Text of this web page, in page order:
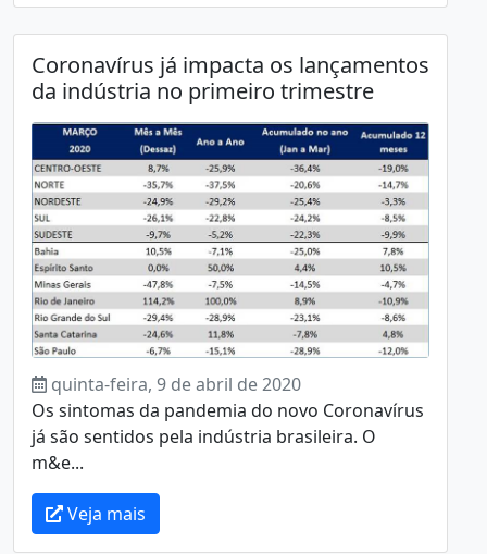
Coronavírus já impacta os lançamentos
da indústria no primeiro trimestre
quinta-feira, 9 de abril de 2020
Os sintomas da pandemia do novo Coronavírus
já são sentidos pela indústria brasileira. O
m&e...
Veja mais